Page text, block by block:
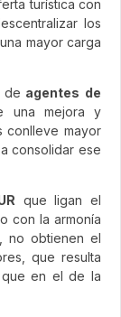
turística con
los
mayor carga
de agentes de
una mejora y
conlleve mayor
consolidar ese
que ligan el
o con la armonía
no obtienen el
que resulta
que en el de la